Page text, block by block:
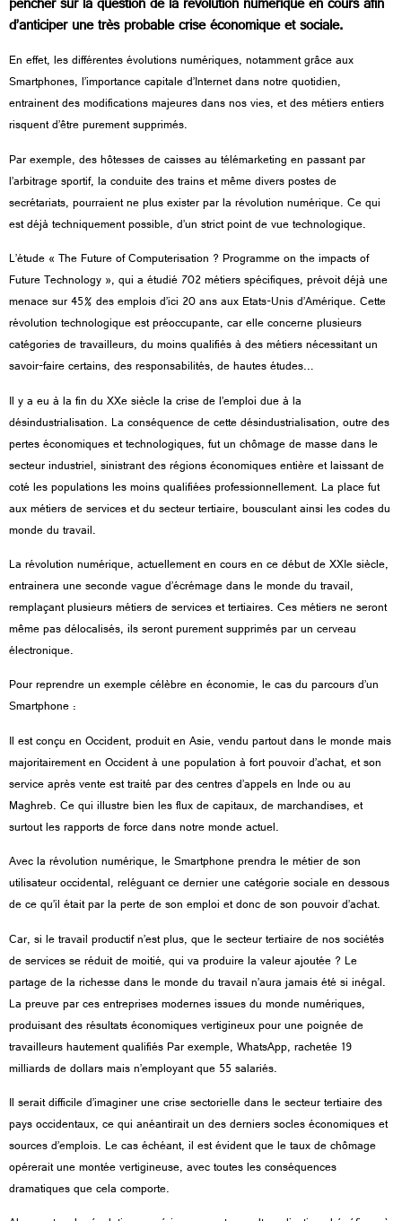
pencher sur la question de la révolution numérique en cours afin
d’anticiper une très probable crise économique et sociale.
En effet, les différentes évolutions numériques, notamment grâce aux
Smartphones, l’importance capitale d’Internet dans notre quotidien,
entrainent des modifications majeures dans nos vies, et des métiers entiers
risquent d’être purement supprimés.
Par exemple, des hôtesses de caisses au télémarketing en passant par
l’arbitrage sportif, la conduite des trains et même divers postes de
secrétariats, pourraient ne plus exister par la révolution numérique. Ce qui
est déjà techniquement possible, d’un strict point de vue technologique.
L’étude « The Future of Computerisation ? Programme on the impacts of
Future Technology », qui a étudié 702 métiers spécifiques,prévoit déjà une
menace sur 45% des emplois d’ici 20 ans aux Etats-Unis d’Amérique. Cette
révolution technologique est préoccupante, car elle concerne plusieurs
catégories de travailleurs, du moins qualifiés à des métiers nécessitant un
savoir-faire certains, des responsabilités, de hautes études…
Il y a eu à la fin du XXe siècle la crise de l’emploi due à la
désindustrialisation. La conséquence de cette désindustrialisation, outre des
pertes économiques et technologiques, fut un chômage de masse dans le
secteur industriel, sinistrant des régions économiques entière et laissant de
coté les populations les moins qualifiées professionnellement. La place fut
aux métiers de services et du secteur tertiaire, bousculant ainsi les codes du
monde du travail.
La révolution numérique, actuellement en cours en ce début de XXIe siècle,
entrainera une seconde vague d’écrémage dans le monde du travail,
remplaçant plusieurs métiers de services et tertiaires. Ces métiers ne seront
même pas délocalisés, ils seront purement supprimés par un cerveau
électronique.
Pour reprendre un exemple célèbre en économie, le cas du parcours d’un
Smartphone :
Il est conçu en Occident, produit en Asie, vendu partout dans le monde mais
majoritairement en Occident à une population à fort pouvoir d’achat, et son
service après vente est traité par des centres d’appels en Inde ou au
Maghreb. Ce qui illustre bien les flux de capitaux, de marchandises, et
surtout les rapports de force dans notre monde actuel.
Avec la révolution numérique, le Smartphone prendra le métier de son
utilisateur occidental, reléguant ce dernier une catégorie sociale en dessous
de ce qu’il était par la perte de son emploi et donc de son pouvoir d’achat.
Car, si le travail productif n’est plus, que le secteur tertiaire de nos sociétés
de services se réduit de moitié, qui va produire la valeur ajoutée ? Le
partage de la richesse dans le monde du travail n’aura jamais été si inégal.
La preuve par ces entreprises modernes issues du monde numériques,
produisant des résultats économiques vertigineux pour une poignée de
travailleurs hautement qualifiés Par exemple, WhatsApp, rachetée 19
milliards de dollars mais n’employant que 55 salariés.
Il serait difficile d’imaginer une crise sectorielle dans le secteur tertiaire des
pays occidentaux, ce qui anéantirait un des derniers socles économiques et
sources d’emplois. Le cas échéant, il est évident que le taux de chômage
opérerait une montée vertigineuse, avec toutes les conséquences
dramatiques que cela comporte.